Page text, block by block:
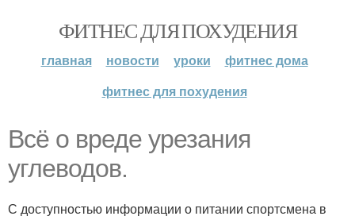
ФИТНЕС ДЛЯ ПОХУДЕНИЯ
главная новости уроки
фитнес дома
фитнес для похудения
Всё о вреде урезания
углеводов.
С доступностью информации о питании спортсмена в